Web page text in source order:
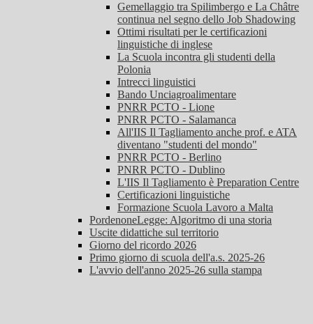
Gemellaggio tra Spilimbergo e La Châtre
continua nel segno dello Job Shadowing
Ottimi risultati per le certificazioni
linguistiche di inglese
La Scuola incontra gli studenti della
Polonia
Intrecci linguistici
Bando Unciagroalimentare
PNRR PCTO - Lione
PNRR PCTO - Salamanca
All'IIS Il Tagliamento anche prof. e ATA
diventano "studenti del mondo"
PNRR PCTO - Berlino
PNRR PCTO - Dublino
L'IIS Il Tagliamento è Preparation Centre
Certificazioni linguistiche
Formazione Scuola Lavoro a Malta
PordenoneLegge: Algoritmo di una storia
Uscite didattiche sul territorio
Giorno del ricordo 2026
Primo giorno di scuola dell'a.s. 2025-26
L'avvio dell'anno 2025-26 sulla stampa